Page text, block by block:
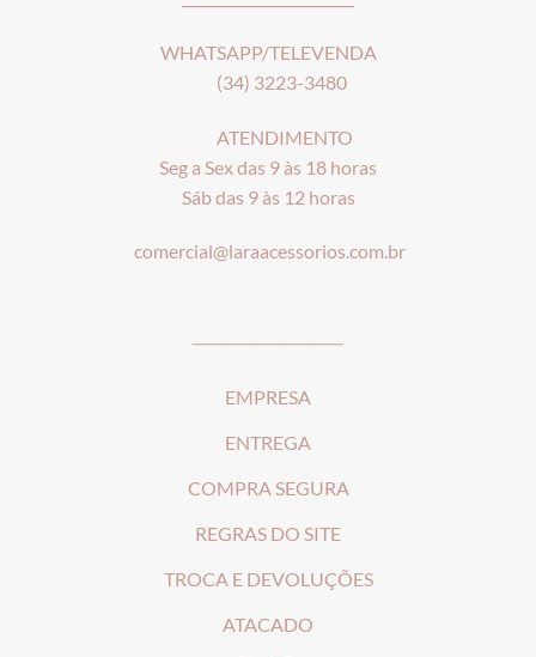
WHATSAPP/TELEVENDA
(34) 3223-3480
ATENDIMENTO
Seg a Sex das 9 às 18 horas
Sáb das 9 às 12 horas
comercial@laraacessorios.com.br
EMPRESA
ENTREGA
COMPRA SEGURA
REGRAS DO SITE
TROCA E DEVOLUÇÕES
ATACADO